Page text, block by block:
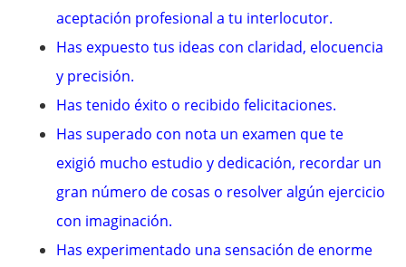
aceptación profesional a tu interlocutor.
Has expuesto tus ideas con claridad, elocuencia
y precisión.
Has tenido éxito o recibido felicitaciones.
Has superado con nota un examen que te
exigió mucho estudio y dedicación, recordar un
gran número de cosas o resolver algún ejercicio
con imaginación.
Has experimentado una sensación de enorme